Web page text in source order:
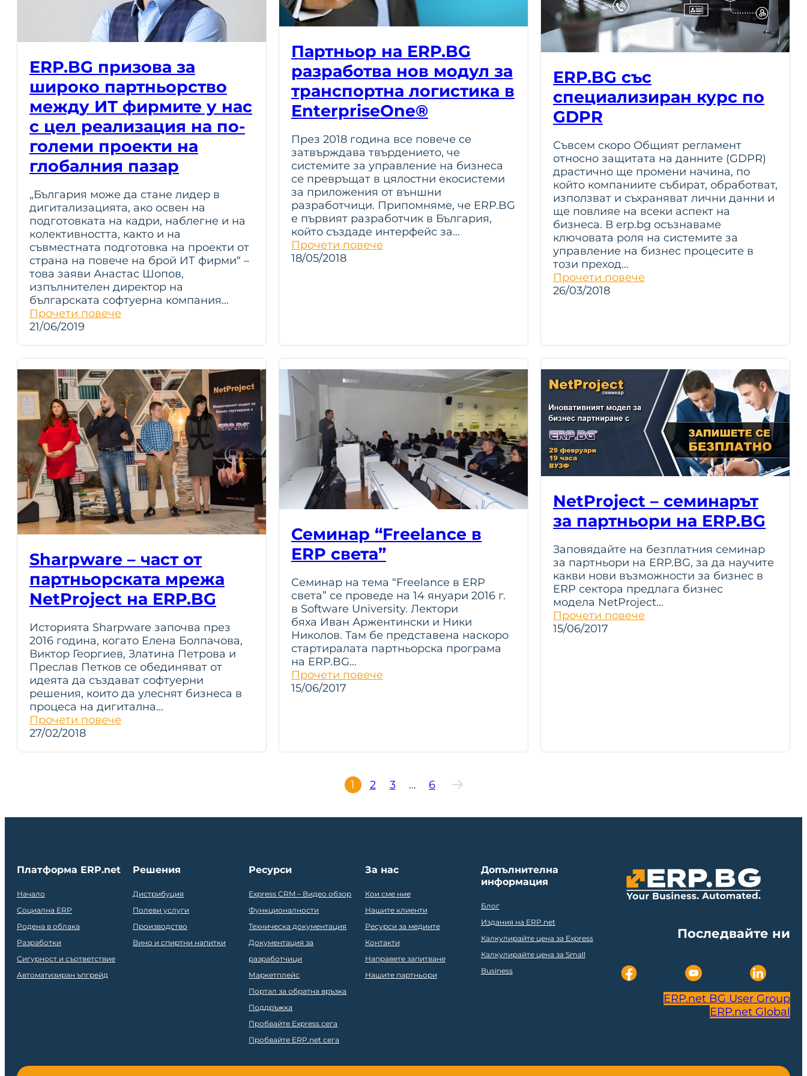
ERP.BG призова за
широко партньорство
между ИТ фирмите у нас
с цел реализация на по-
големи проекти на
глобалния пазар
„България може да стане лидер в
дигитализацията, ако освен на
подготовката на кадри, наблегне и на
колективността, както и на
съвместната подготовка на проекти от
страна на повече на брой ИТ фирми“ –
това заяви Анастас Шопов,
изпълнителен директор на
българската софтуерна компания…
Прочети повече
21/06/2019
Партньор на ERP.BG
разработва нов модул за
транспортна логистика в
EnterpriseOne®
През 2018 година все повече се
затвърждава твърдението, че
системите за управление на бизнеса
се превръщат в цялостни екосистеми
за приложения от външни
разработчици. Припомняме, че ERP.BG
e първият разработчик в България,
който създаде интерфейс за…
Прочети повече
18/05/2018
ERP.BG със
специализиран курс по
GDPR
Съвсем скоро Общият регламент
относно защитата на данните (GDPR)
драстично ще промени начина, по
който компаниите събират, обработват,
използват и съхраняват лични данни и
ще повлияе на всеки аспект на
бизнеса. В erp.bg осъзнаваме
ключовата роля на системите за
управление на бизнес процесите в
този преход…
Прочети повече
26/03/2018
Sharpware – част от
партньорската мрежа
NetProject на ERP.BG
Историята Sharpware започва през
2016 година, когато Елена Болпачова,
Виктор Георгиев, Златина Петрова и
Преслав Петков се обединяват от
идеята да създават софтуерни
решения, които да улеснят бизнеса в
процеса на дигитална…
Прочети повече
27/02/2018
Семинар “Freelance в
ERP света”
Семинар на тема “Freelance в ERP
света” се проведе на 14 януари 2016 г.
в Software University. Лектори
бяха Иван Аржентински и Ники
Николов. Там бе представена наскоро
стартиралата партньорска програма
на ERP.BG…
Прочети повече
15/06/2017
NetProject – семинарът
за партньори на ERP.BG
Заповядайте на безплатния семинар
за партньори на ERP.BG, за да научите
какви нови възможности за бизнес в
ERP сектора предлага бизнес
модела NetProject…
Прочети повече
15/06/2017
1 2 3 … 6
Платформа ERP.net
Начало
Социална ERP
Родена в облака
Разработки
Сигурност и съответствие
Автоматизиран ъпгрейд
Решения
Дистрибуция
Полеви услуги
Производство
Вино и спиртни напитки
Ресурси
Express CRM – Видео обзор
Функционалности
Техническа документация
Документация за
разработчици
Маркетплейс
Портал за обратна връзка
Поддръжка
Пробвайте Express сега
Пробвайте ERP.net сега
За нас
Кои сме ние
Нашите клиенти
Ресурси за медиите
Контакти
Направете запитване
Нашите партньори
Допълнителна
информация
Блог
Издания на ERP.net
Калкулирайте цена за Express
Калкулирайте цена за Small
Business
Последвайте ни
ERP.net BG User Group
ERP.net Global